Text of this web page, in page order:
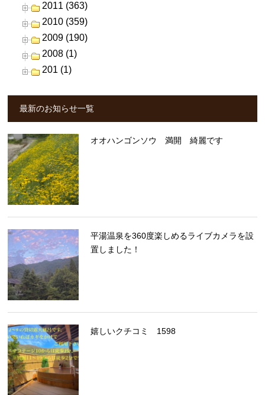
2011 (363)
2010 (359)
2009 (190)
2008 (1)
201 (1)
最新のお知らせ一覧
オオハンゴンソウ 満開 綺麗です
平湯温泉を360度楽しめるライブカメラを設
置しました！
嬉しいクチコミ 1598